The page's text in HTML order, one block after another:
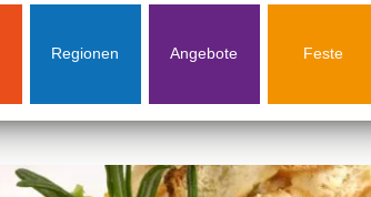
Regionen Angebote Feste